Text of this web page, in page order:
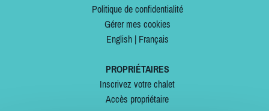
Politique de confidentialité
Gérer mes cookies
English| Français
PROPRIÉTAIRES
Inscrivez votre chalet
Accès propriétaire